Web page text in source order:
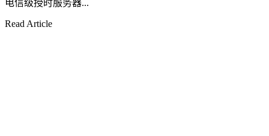
电信级授时服务器...
Read Article